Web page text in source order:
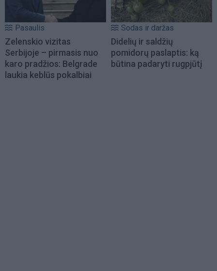
Pasaulis
Zelenskio vizitas
Serbijoje – pirmasis nuo
karo pradžios: Belgrade
laukia keblūs pokalbiai
Sodas ir daržas
Didelių ir saldžių
pomidorų paslaptis: ką
būtina padaryti rugpjūtį